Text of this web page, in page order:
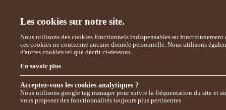
Les cookies sur notre site.
Nous utilisons des cookies fonctionnels indispensables au fonctionnement
ces cookies ne contienne aucune donnée personnelle. Nous utilisons
d'autres cookies tel que décrit ci-dessous.
En savoir plus
Acceptez-vous les cookies analytiques ?
Nous utilisons google tag manager pour suivre la fréquentation du site et
vous proposer des fonctionnalités toujours plus pertinentes